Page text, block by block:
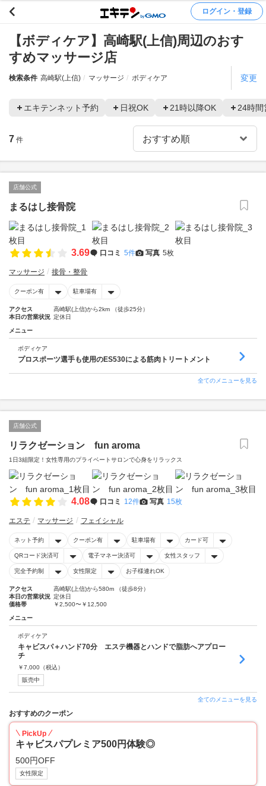
ログイン・登録
【ボディケア】高崎駅(上信)周辺のおす
すめマッサージ店
検索条件 高崎駅(上信) マッサージ ボディケア 変更
エキテンネット予約 日祝OK 21時以降OK 24時間
7 件
店舗公式
まるはし接骨院
3.69 口コミ 5件 写真 5枚
マッサージ 接骨・整骨
クーポン有 駐車場有
アクセス
高崎駅(上信)から2km （徒歩25分）
本日の営業状況 定休日
メニュー
ボディケア
プロスポーツ選手も使用のES530による筋肉トリートメント
全てのメニューを見る
店舗公式
リラクゼーション fun aroma
1日3組限定！女性専用のプライベートサロンで心身をリラックス
4.08 口コミ 12件 写真 15枚
エステ マッサージ フェイシャル
ネット予約 クーポン有 駐車場有 カード可
QRコード決済可 電子マネー決済可 女性スタッフ
完全予約制 女性限定 お子様連れOK
アクセス
高崎駅(上信)から580m （徒歩8分）
本日の営業状況 定休日
価格帯
￥2,500〜￥12,500
メニュー
ボディケア
キャビスパ＋ハンド70分 エステ機器とハンドで脂肪へアプロー
チ
￥7,000 （税込）
販売中
全てのメニューを見る
おすすめのクーポン
PickUp
キャビスパプレミア500円体験◎
500円OFF
女性限定